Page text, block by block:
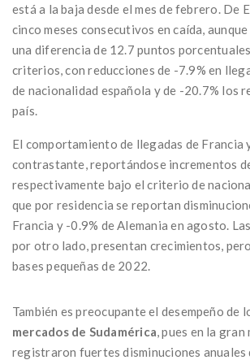
está a la baja desde el mes de febrero. De
cinco meses consecutivos en caída,
una diferencia de 12.7 puntos
criterios, con reducciones de -7.9% en
de nacionalidad española y de -20.7% los
país.
El comportamiento de llegadas de Francia
contrastante, reportándose incrementos
respectivamente bajo el criterio de
que por residencia se reportan
Francia y -0.9% de Alemania en agosto.
por otro lado, presentan crecimientos,
bases pequeñas de 2022.
También es preocupante el desempeño de
mercados de Sudamérica, pues en la gran
registraron fuertes disminuciones anuales